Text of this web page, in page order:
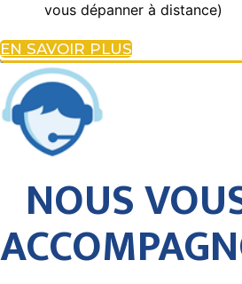
vous dépanner à distance)
EN SAVOIR PLUS
NOUS